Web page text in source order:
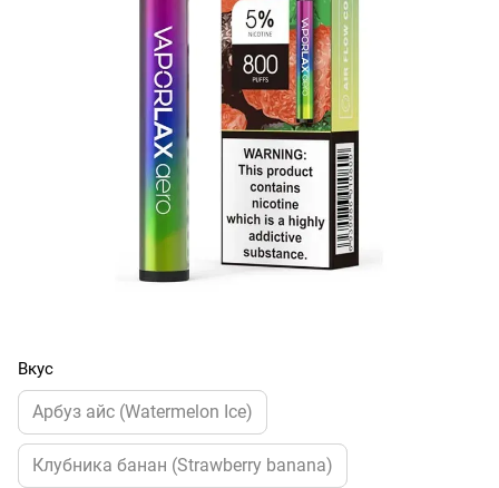
Вкус
Арбуз айс (Watermelon Ice)
Клубника банан (Strawberry banana)